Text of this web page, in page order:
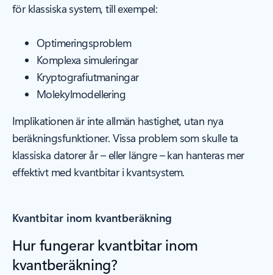
för klassiska system, till exempel:
Optimeringsproblem
Komplexa simuleringar
Kryptografiutmaningar
Molekylmodellering
Implikationen är inte allmän hastighet, utan nya
beräkningsfunktioner. Vissa problem som skulle ta
klassiska datorer år – eller längre – kan hanteras mer
effektivt med kvantbitar i kvantsystem.
Kvantbitar inom kvantberäkning
Hur fungerar kvantbitar inom
kvantberäkning?